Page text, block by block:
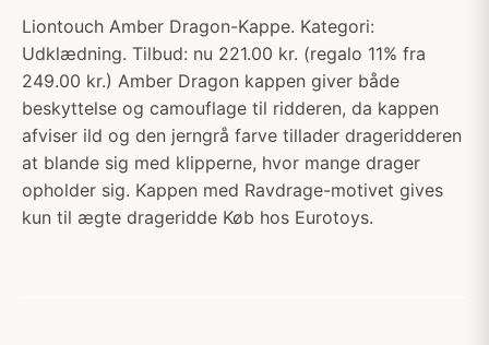
Liontouch Amber Dragon-Kappe. Kategori:
Udklædning. Tilbud: nu 221.00 kr. (regalo 11% fra
249.00 kr.) Amber Dragon kappen giver både
beskyttelse og camouflage til ridderen, da kappen
afviser ild og den jerngrå farve tillader drageridderen
at blande sig med klipperne, hvor mange drager
opholder sig. Kappen med Ravdrage-motivet gives
kun til ægte drageridde Køb hos Eurotoys.